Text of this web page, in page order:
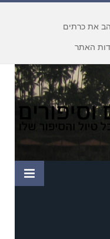
את כרתים
האתר